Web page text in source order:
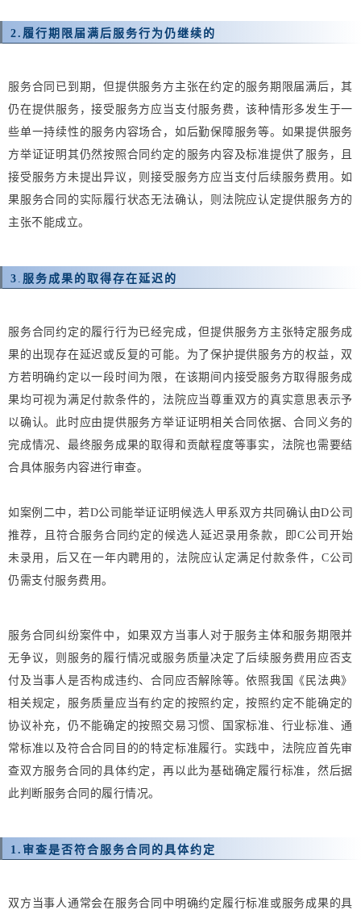
2. 履行期限届满后服务行为仍继续的
服务合同已到期，但提供服务方主张在约定的服务期限届满后，其
仍在提供服务，接受服务方应当支付服务费，该种情形多发生于一
些单一持续性的服务内容场合，如后勤保障服务等。如果提供服务
方举证证明其仍然按照合同约定的服务内容及标准提供了服务，且
接受服务方未提出异议，则接受服务方应当支付后续服务费用。如
果服务合同的实际履行状态无法确认，则法院应认定提供服务方的
主张不能成立。
3 服务成果的取得存在延迟的
服务合同约定的履行行为已经完成，但提供服务方主张特定服务成
果的出现存在延迟或反复的可能。为了保护提供服务方的权益，双
方若明确约定以一段时间为限，在该期间内接受服务方取得服务成
果均可视为满足付款条件的，法院应当尊重双方的真实意思表示予
以确认。此时应由提供服务方举证证明相关合同依据、合同义务的
完成情况、最终服务成果的取得和贡献程度等事实，法院也需要结
合具体服务内容进行审查。
如案例二中，若D公司能举证证明候选人甲系双方共同确认由D公司
推荐，且符合服务合同约定的候选人延迟录用条款，即C公司开始
未录用，后又在一年内聘用的，法院应认定满足付款条件，C公司
仍需支付服务费用。
服务合同纠纷案件中，如果双方当事人对于服务主体和服务期限并
无争议，则服务的履行情况或服务质量决定了后续服务费用应否支
付及当事人是否构成违约、合同应否解除等。依照我国《民法典》
相关规定，服务质量应当有约定的按照约定，按照约定不能确定的
协议补充，仍不能确定的按照交易习惯、国家标准、行业标准、通
常标准以及符合合同目的的特定标准履行。实践中，法院应首先审
查双方服务合同的具体约定，再以此为基础确定履行标准，然后据
此判断服务合同的履行情况。
1. 审查是否符合服务合同的具体约定
双方当事人通常会在服务合同中明确约定履行标准或服务成果的具